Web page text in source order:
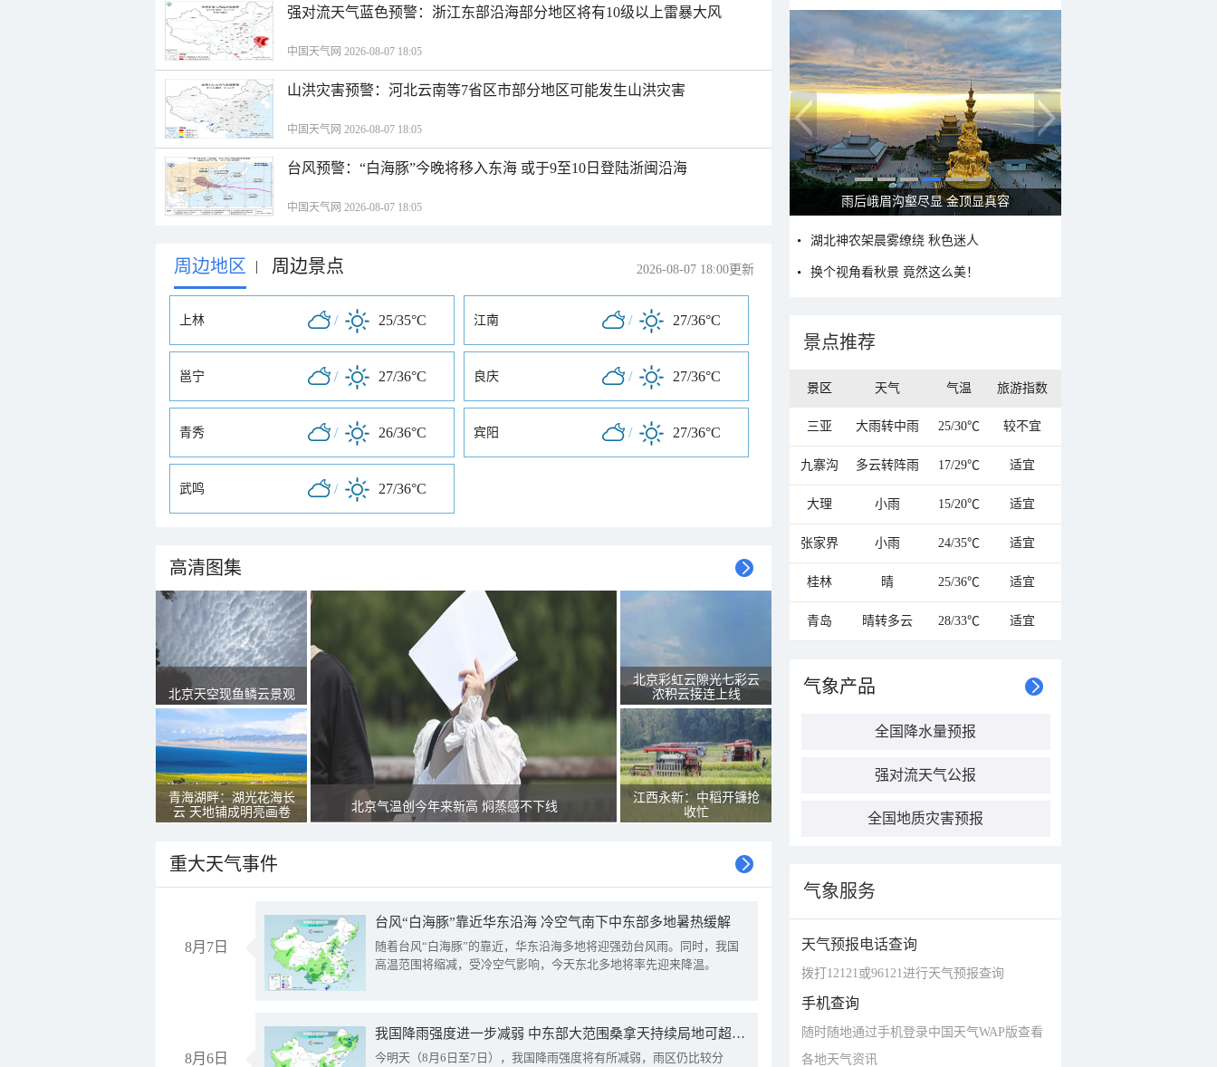
强对流天气蓝色预警：浙江东部沿海部分地区将有10级以上雷暴大风
中国天气网 2026-08-07 18:05
山洪灾害预警：河北云南等7省区市部分地区可能发生山洪灾害
中国天气网 2026-08-07 18:05
台风预警：“白海豚”今晚将移入东海 或于9至10日登陆浙闽沿海
中国天气网 2026-08-07 18:05
周边地区 | 周边景点 2026-08-07 18:00更新
上林 / 25/35°C 江南 / 27/36°C
邕宁 / 27/36°C 良庆 / 27/36°C
青秀 / 26/36°C 宾阳 / 27/36°C
武鸣 / 27/36°C
高清图集
北京天空现鱼鳞云景观
青海湖畔：湖光花海长
云 天地铺成明亮画卷
北京气温创今年来新高 焖蒸感不下线
北京彩虹云隙光七彩云
浓积云接连上线
江西永新：中稻开镰抢
收忙
重大天气事件
8月7日
台风“白海豚”靠近华东沿海 冷空气南下中东部多地暑热缓解
随着台风“白海豚”的靠近，华东沿海多地将迎强劲台风雨。同时，我国
高温范围将缩减，受冷空气影响，今天东北多地将率先迎来降温。
8月6日
我国降雨强度进一步减弱 中东部大范围桑拿天持续局地可超38℃
今明天（8月6日至7日），我国降雨强度将有所减弱，雨区仍比较分
雨后峨眉沟壑尽显 金顶显真容
湖北神农架晨雾缭绕 秋色迷人
换个视角看秋景 竟然这么美！
景点推荐
景区 天气 气温 旅游指数
三亚 大雨转中雨 25/30℃ 较不宜
九寨沟 多云转阵雨 17/29℃ 适宜
大理 小雨 15/20℃ 适宜
张家界 小雨 24/35℃ 适宜
桂林 晴 25/36℃ 适宜
青岛 晴转多云 28/33℃ 适宜
气象产品
全国降水量预报
强对流天气公报
全国地质灾害预报
气象服务
天气预报电话查询
拨打12121或96121进行天气预报查询
手机查询
随时随地通过手机登录中国天气WAP版查看
各地天气资讯